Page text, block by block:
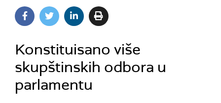
Konstituisano više
skupštinskih odbora u
parlamentu